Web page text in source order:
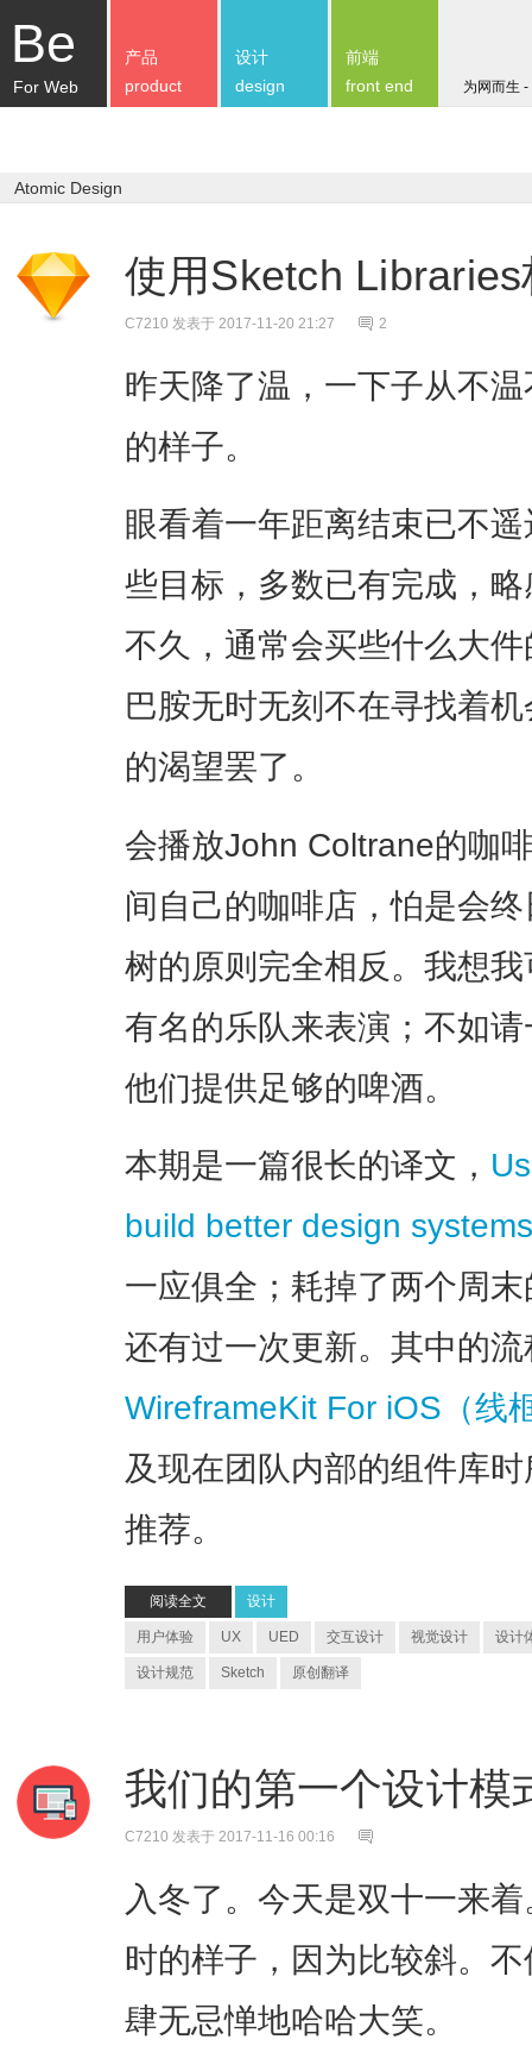
Be
For Web 为网而生
产品
product
设计
design
前端
front end
Atomic Design
使用Sketch
C7210 发表于 2017-11-20 21:27 2
昨天降了温，一下子从不
的样子。
眼看着一年距离结束已不
些目标，多数已有完成，
不久，通常会买些什么大
巴胺无时无刻不在寻找着
的渴望罢了。
会播放John Coltrane的咖
间自己的咖啡店，怕是会
树的原则完全相反。我想
有名的乐队来表演；不如
他们提供足够的啤酒。
本期是一篇很长的译文，
build better design systems
一应俱全；耗掉了两个周
还有过一次更新。其中的
WireframeKit For iOS（线
及现在团队内部的组件库
推荐。
阅读全文 设计
用户体验 UX UED 交互设计 视觉设计 设计
设计规范 Sketch 原创翻译
我们的第一个设计
C7210 发表于 2017-11-16 00:16
入冬了。今天是双十一来
时的样子，因为比较斜。
肆无忌惮地哈哈大笑。